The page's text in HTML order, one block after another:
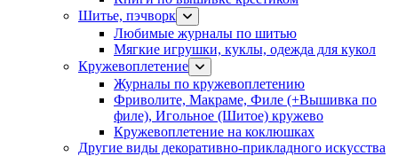
Шитье, пэчворк
Любимые журналы по шитью
Мягкие игрушки, куклы, одежда для кукол
Кружевоплетение
Журналы по кружевоплетению
Фриволите, Макраме, Филе (+Вышивка по
филе), Игольное (Шитое) кружево
Кружевоплетение на коклюшках
Другие виды декоративно-прикладного искусства